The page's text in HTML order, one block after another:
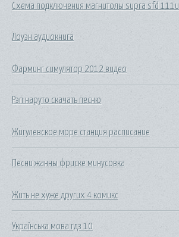
Схема подключения магнитолы supra sfd 111u
Лоуэн аудиокнига
Фарминг симулятор 2012 видео
Рэп наруто скачать песню
Жигулевское море станция расписание
Песни жанны фриске минусовка
Жить не хуже других 4 комикс
Українська мова гдз 10